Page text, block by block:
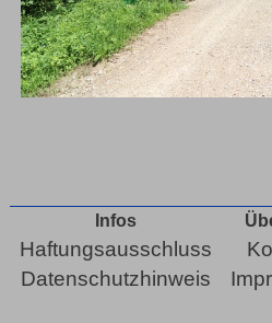
Infos
Haftungsausschluss
Datenschutzhinweis